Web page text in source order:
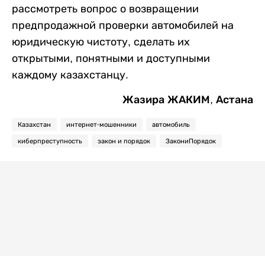
рассмотреть вопрос о возвращении
предпродажной проверки автомобилей на
юридическую чистоту, сделать их
открытыми, понятными и доступными
каждому казахстанцу.
Жазира ЖАКИМ, Астана
Казахстан интернет-мошенники автомобиль
киберпреступность закон и порядок ЗакониПорядок